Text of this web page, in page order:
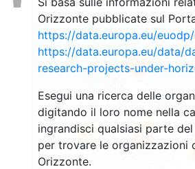
Orizzonte pubblicate sul
https://data.europa.eu/
https://data.europa.eu/data/
research-projects-under-
Esegui una ricerca delle
digitando il loro nome nella
ingrandisci qualsiasi parte
per trovare le organizzazioni
Orizzonte.
22
112
5324